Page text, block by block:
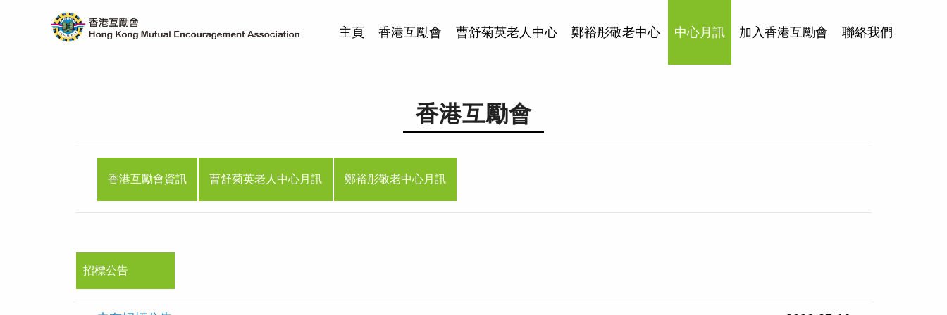
主頁 香港互勵會 曹舒菊英老人中心 鄭裕彤敬老中心 中心月訊 加入香港互勵會 聯絡我們
香港互勵會
香港互勵會資訊 曹舒菊英老人中心月訊 鄭裕彤敬老中心月訊
招標公告